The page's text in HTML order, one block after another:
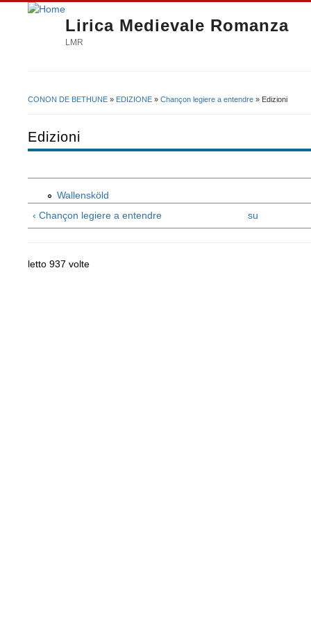
Lirica Medievale Romanza
LMR
CONON DE BETHUNE » EDIZIONE » Chançon legiere a entendre » Edizioni
Edizioni
Wallensköld
‹ Chançon legiere a entendre
su
letto 937 volte